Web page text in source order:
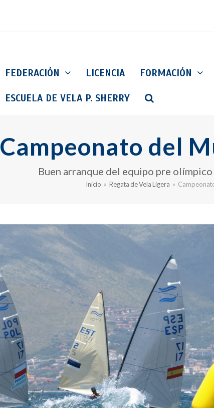
FEDERACIÓN LICENCIA FORMACIÓN
ESCUELA DE VELA P. SHERRY
Campeonato del
Buen arranque del equipo pre
Inicio » Regata de Vela Ligera »